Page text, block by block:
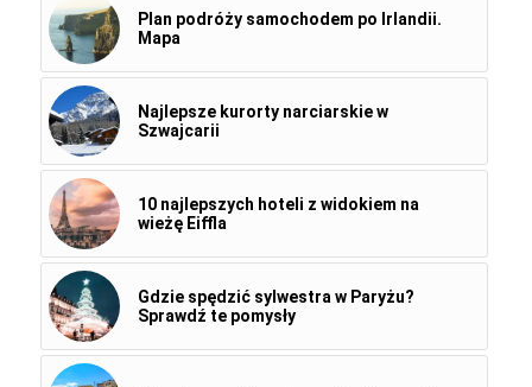
Plan podróży samochodem po Irlandii.
Mapa
Najlepsze kurorty narciarskie w
Szwajcarii
10 najlepszych hoteli z widokiem na
wieżę Eiffla
Gdzie spędzić sylwestra w Paryżu?
Sprawdź te pomysły